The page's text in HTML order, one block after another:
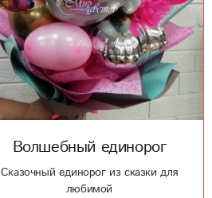
Волшебный единорог
Сказочный единорог из сказки для
любимой